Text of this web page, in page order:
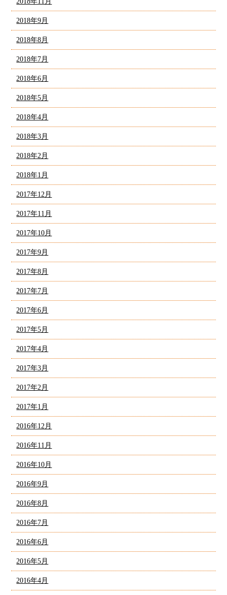
2018年9月
2018年8月
2018年7月
2018年6月
2018年5月
2018年4月
2018年3月
2018年2月
2018年1月
2017年12月
2017年11月
2017年10月
2017年9月
2017年8月
2017年7月
2017年6月
2017年5月
2017年4月
2017年3月
2017年2月
2017年1月
2016年12月
2016年11月
2016年10月
2016年9月
2016年8月
2016年7月
2016年6月
2016年5月
2016年4月